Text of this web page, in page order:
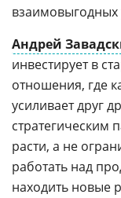
взаимовыгодных
Андрей
инвестирует в
отношения, где
усиливает друг
стратегическим
расти, а не
работать над
находить новые